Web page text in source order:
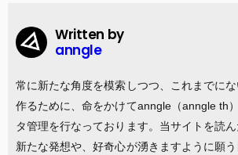
Written by
anngle
常に新たな角度を模索しつつ、これまでに
作るために、命をかけてanngle（anngle th
タ管理を行なっております。当サイトを読
新たな発想や、好奇心が湧きますように願う